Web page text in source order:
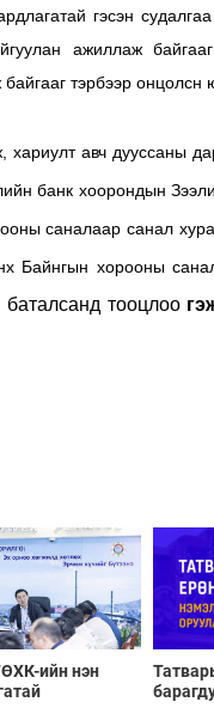
гэсэн
ажиллаж
тэрбээр онцолсн
авч дууссаны
банк хоорондын
саналаар санал
Байнгын хорооны
баталсанд тооцлоо
ийн нэн